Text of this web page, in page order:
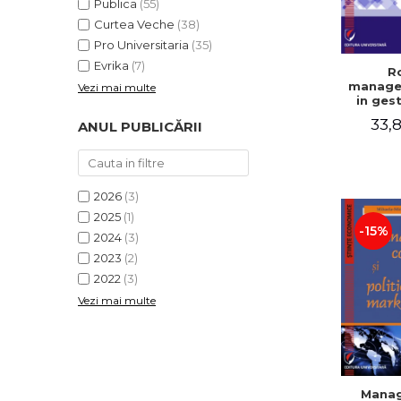
Publica (55)
Curtea Veche (38)
Pro Universitaria (35)
Evrika (7)
Vezi mai multe
ANUL PUBLICĂRII
2026 (3)
2025 (1)
2024 (3)
2023 (2)
2022 (3)
Vezi mai multe
in
-15%